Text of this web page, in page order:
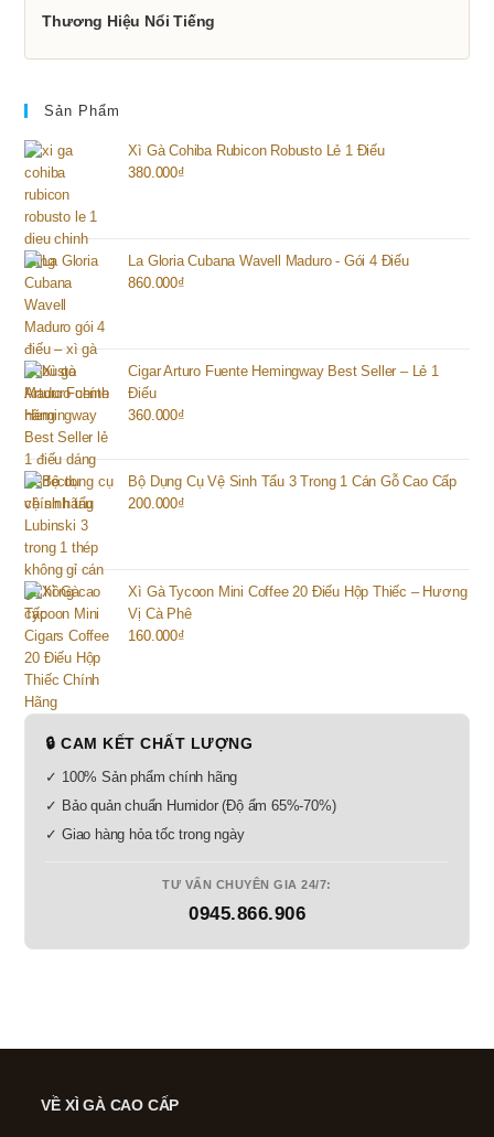
Thương Hiệu Nổi Tiếng
Sản Phẩm
Xì Gà Cohiba Rubicon Robusto Lẻ 1 Điếu
380.000₫
La Gloria Cubana Wavell Maduro - Gói 4 Điếu
860.000₫
Cigar Arturo Fuente Hemingway Best Seller – Lẻ 1
Điếu
360.000₫
Bộ Dụng Cụ Vệ Sinh Tẩu 3 Trong 1 Cán Gỗ Cao Cấp
200.000₫
Xì Gà Tycoon Mini Coffee 20 Điếu Hộp Thiếc – Hương
Vị Cà Phê
160.000₫
🔒 CAM KẾT CHẤT LƯỢNG
✓ 100% Sản phẩm chính hãng
✓ Bảo quản chuẩn Humidor (Độ ẩm 65%-70%)
✓ Giao hàng hỏa tốc trong ngày
TƯ VẤN CHUYÊN GIA 24/7:
0945.866.906
VỀ XÌ GÀ CAO CẤP